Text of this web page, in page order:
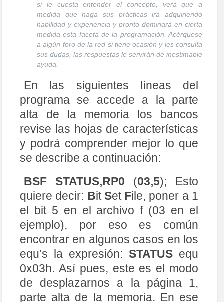
si le cuesta entender el concepto, verá que a
medida que haga sus prácticas irá adquiriendo
habilidad y experiencia y pronto dominará en cierta
medida esta faceta de la programación. Acérquese
a algún foro de la red si tiene ocasión y les consulta
sus dudas, las respuestas le servirán de inestimable
ayuda.
En las siguientes líneas del
programa se accede a la parte
alta de la memoria los bancos
revise las hojas de características
y podrá comprender mejor lo que
se describe a continuación:
BSF STATUS,RP0 (03,5); Esto
quiere decir: BitSet File, poner a 1
el bit 5 en el archivo f (03 en el
ejemplo), por eso es común
encontrar en algunos casos en los
equ’s la expresión: STATUS equ
0x03h. Así pues, este es el modo
de desplazarnos a la página 1,
parte alta de la memoria. En ese